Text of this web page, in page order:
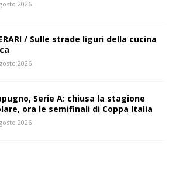
2026
/ Sulle strade liguri della cucina
2026
Serie A: chiusa la stagione
ora le semifinali di Coppa Italia
2026